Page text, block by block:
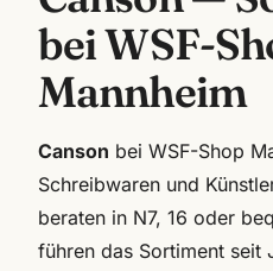
bei WSF-
Mannheim
Canson bei WSF-Shop
Schreibwaren und
beraten in N7, 16 oder
führen das Sortiment seit